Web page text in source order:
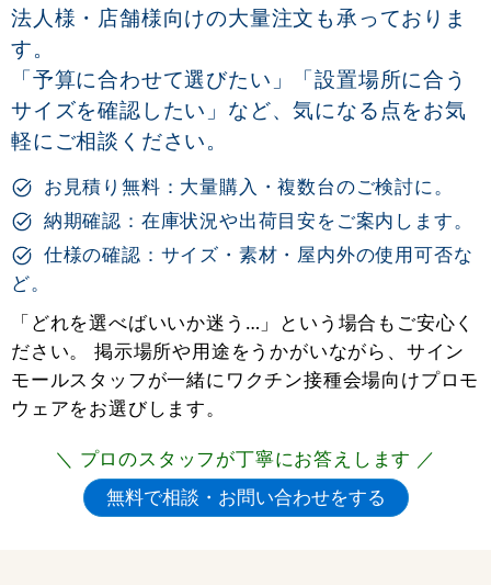
法人様・店舗様向けの大量注文も承っておりま
す。
「予算に合わせて選びたい」「設置場所に合う
サイズを確認したい」など、気になる点をお気
軽にご相談ください。
お見積り無料：大量購入・複数台のご検討に。
納期確認：在庫状況や出荷目安をご案内します。
仕様の確認：サイズ・素材・屋内外の使用可否な
ど。
「どれを選べばいいか迷う…」という場合もご安心く
ださい。 掲示場所や用途をうかがいながら、サイン
モールスタッフが一緒にワクチン接種会場向けプロモ
ウェアをお選びします。
＼ プロのスタッフが丁寧にお答えします ／